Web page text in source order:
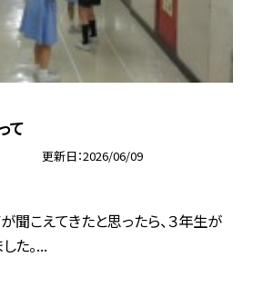
て
更新日 2026/06/09
聞こえてきたと思ったら、３年生が
た。...